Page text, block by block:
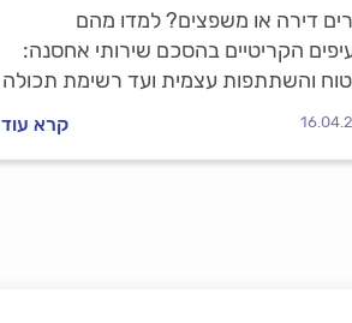
דירה או משפצים? למדו מהם
הקריטיים בהסכם שירותי אחסנה:
והשתתפות עצמית ועד רשימת תכולה
שאסור לאחסן. כל המידע לבחירה
קרא עוד